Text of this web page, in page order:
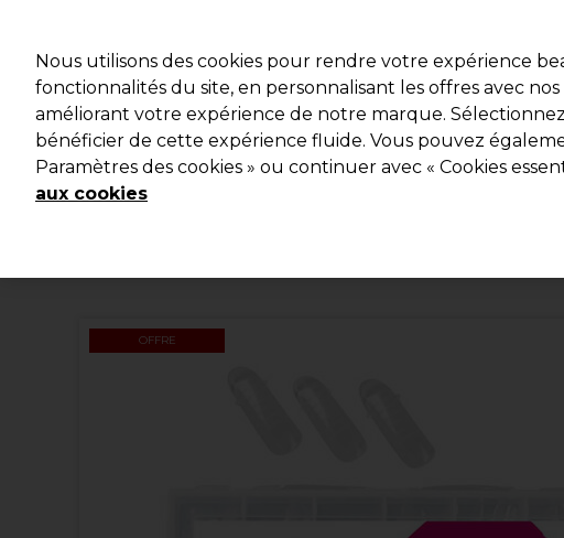
Marques Bons plans Coiffure Electro et Matériel
Livraison et délais
OFFRE
Nous utilisons des cookies pour rendre votre expérience
fonctionnalités du site, en personnalisant les offres avec
améliorant votre expérience de notre marque.
bénéficier de cette expérience fluide. Vous pouvez
Paramètres des cookies » ou continuer avec « Cookies
aux cookies